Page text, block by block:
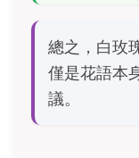
總之，白玫
僅是花語本
議。